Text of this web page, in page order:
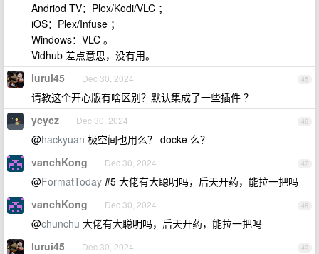
Andriod TV：Plex/Kodi/VLC ；
iOS：Plex/Infuse ；
Windows：VLC 。
Vidhub 差点意思，没有用。
45
lurui45 Dec 30, 2024
请教这个开心版有啥区别？默认集成了一些插件 ？
46
ycycz Dec 30, 2024
@hackyuan 极空间也用么？ docke 么？
47
vanchKong Dec 30, 2024
@FormatToday #5 大佬有大聪明吗，后天开药，能拉一把吗
48
vanchKong Dec 30, 2024
@chunchu 大佬有大聪明吗，后天开药，能拉一把吗
49
lurui45 Dec 30, 2024